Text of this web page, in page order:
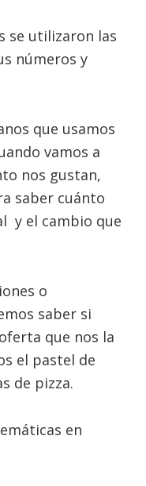
se utilizaron las
números y
que usamos
vamos a
nos gustan,
saber cuánto
y el cambio que
o
saber si
que nos la
el pastel de
de pizza.
en